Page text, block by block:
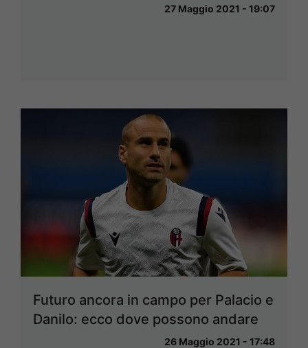
27 Maggio 2021 - 19:07
Futuro ancora in campo per Palacio e
Danilo: ecco dove possono andare
26 Maggio 2021 - 17:48